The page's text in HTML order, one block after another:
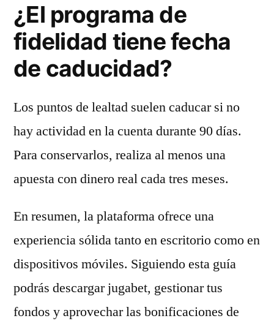
¿El programa de
fidelidad tiene fecha
de caducidad?
Los puntos de lealtad suelen caducar si no
hay actividad en la cuenta durante 90 días.
Para conservarlos, realiza al menos una
apuesta con dinero real cada tres meses.
En resumen, la plataforma ofrece una
experiencia sólida tanto en escritorio como en
dispositivos móviles. Siguiendo esta guía
podrás descargar jugabet, gestionar tus
fondos y aprovechar las bonificaciones de